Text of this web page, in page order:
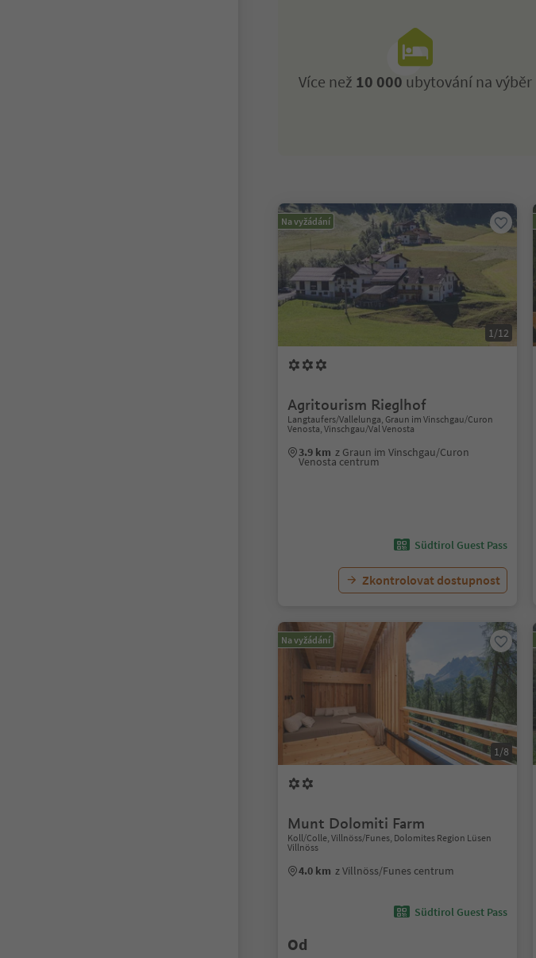
Více než 10 000 ubytování na výběr
Na vyžádání
1/12
Agritourism Rieglhof
Langtaufers/Vallelunga, Graun im Vinschgau/Curon
Venosta, Vinschgau/Val Venosta
3.9 km z Graun im Vinschgau/Curon
Venosta centrum
Südtirol Guest Pass
Zkontrolovat dostupnost
Na vyžádání
1/8
Munt Dolomiti Farm
Koll/Colle, Villnöss/Funes, Dolomites Region Lüsen
Villnöss
4.0 km z Villnöss/Funes centrum
Südtirol Guest Pass
Od